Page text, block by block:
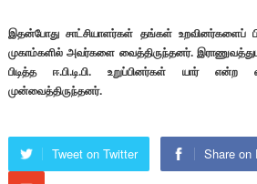
இதன்போது சாட்சியாளர்கள் தங்கள் உறவினர்களைப்
முகாம்களில் அவர்களை வைத்திருந்தனர்.
பிடித்த ஈ.பி.டி.பி. உறுப்பினர்கள் யார் என்ற
முன்வைத்திருந்தனர்.
Tweet on Twitter Share on